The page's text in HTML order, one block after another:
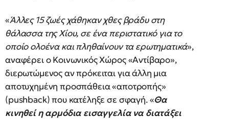
«Άλλες 15 ζωές χάθηκαν χθες βράδυ στη
θάλασσα της Χίου, σε ένα περιστατικό για το
οποίο ολοένα και πληθαίνουν τα ερωτηματικά»,
αναφέρει ο Κοινωνικός Χώρος «Αντίβαρο»,
διερωτώμενος αν πρόκειται για άλλη μια
αποτυχημένη προσπάθεια «αποτροπής»
(pushback) που κατέληξε σε σφαγή. «Θα
κινηθεί η αρμόδια εισαγγελία να διατάξει